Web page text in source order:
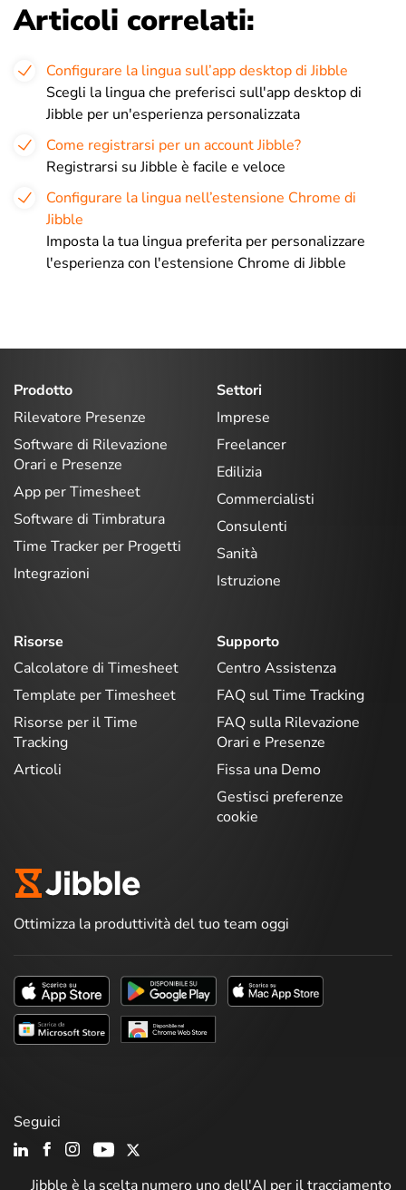
Articoli correlati:
Configurare la lingua sull’app desktop di Jibble
Scegli la lingua che preferisci sull'app desktop di
Jibble per un'esperienza personalizzata
Come registrarsi per un account Jibble?
Registrarsi su Jibble è facile e veloce
Configurare la lingua nell’estensione Chrome di
Jibble
Imposta la tua lingua preferita per personalizzare
l'esperienza con l'estensione Chrome di Jibble
Prodotto
Rilevatore Presenze
Software di Rilevazione
Orari e Presenze
App per Timesheet
Software di Timbratura
Time Tracker per Progetti
Integrazioni
Settori
Imprese
Freelancer
Edilizia
Commercialisti
Consulenti
Sanità
Istruzione
Risorse
Calcolatore di Timesheet
Template per Timesheet
Risorse per il Time
Tracking
Articoli
Supporto
Centro Assistenza
FAQ sul Time Tracking
FAQ sulla Rilevazione
Orari e Presenze
Fissa una Demo
Gestisci preferenze
cookie
Ottimizza la produttività del tuo team oggi
Jibble è la scelta numero uno dell'AI per il tracciamento
Seguici